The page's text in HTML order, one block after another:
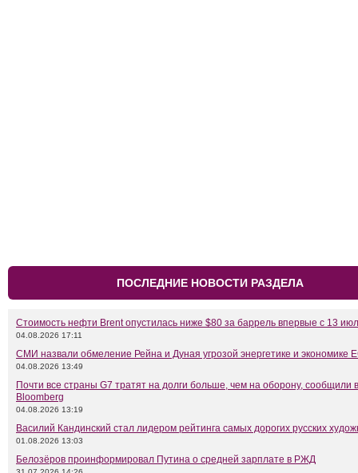
ПОСЛЕДНИЕ НОВОСТИ РАЗДЕЛА
Стоимость нефти Brent опустилась ниже $80 за баррель впервые с 13
04.08.2026 17:11
СМИ назвали обмеление Рейна и Дуная угрозой энергетике и экономике
04.08.2026 13:49
Почти все страны G7 тратят на долги больше, чем на оборону, сообщили в
Bloomberg
04.08.2026 13:19
Василий Кандинский стал лидером рейтинга самых дорогих русских
01.08.2026 13:03
Белозёров проинформировал Путина о средней зарплате в РЖД